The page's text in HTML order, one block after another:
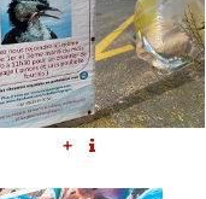
+